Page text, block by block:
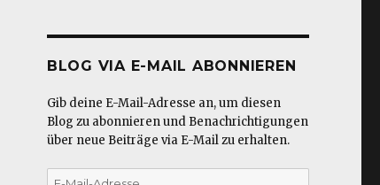
BLOG VIA E-MAIL ABONNIEREN
Gib deine E-Mail-Adresse an, um diesen
Blog zu abonnieren und Benachrichtigungen
über neue Beiträge via E-Mail zu erhalten.
E-